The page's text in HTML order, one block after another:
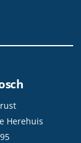
Herehuis